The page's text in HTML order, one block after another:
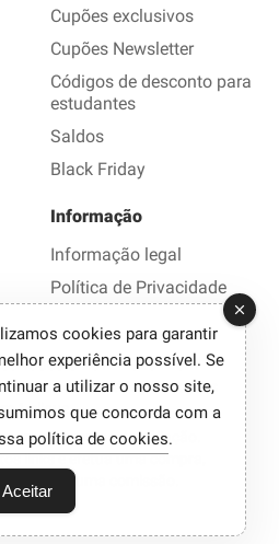
Cupões exclusivos
Cupões Newsletter
Códigos de desconto para
estudantes
Saldos
Black Friday
Informação
Informação legal
Política de Privacidade
© 2012-2026 Bom
de desconto e promoções
1 clique.
em programas de afiliação.
links e efetua uma compra,
receber uma comissão.
cookies para garantir
experiência possível. Se
a utilizar o nosso site,
que concorda com a
política de cookies.
Aceitar